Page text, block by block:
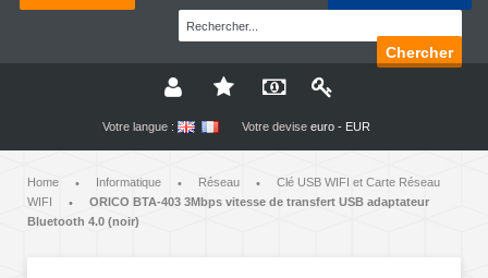
Chercher
Votre langue : Votre devise euro - EUR
Home • Informatique • Réseau •
Clé USB WIFI et Carte Réseau
WIFI
•
ORICO BTA-403 3Mbps vitesse de transfert USB adaptateur
Bluetooth 4.0 (noir)